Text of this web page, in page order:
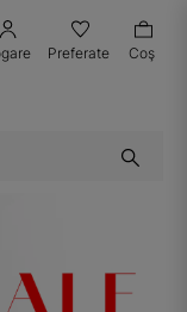
Preferate Coş